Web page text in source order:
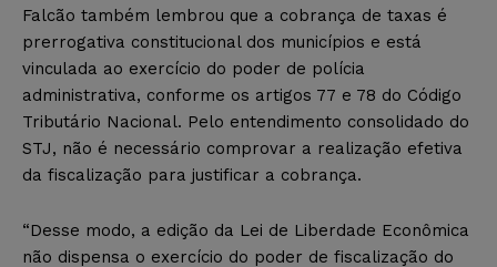
Falcão também lembrou que a cobrança de taxas é
prerrogativa constitucional dos municípios e está
vinculada ao exercício do poder de polícia
administrativa, conforme os artigos 77 e 78 do Código
Tributário Nacional. Pelo entendimento consolidado do
STJ, não é necessário comprovar a realização efetiva
da fiscalização para justificar a cobrança.
“Desse modo, a edição da Lei de Liberdade Econômica
não dispensa o exercício do poder de fiscalização do